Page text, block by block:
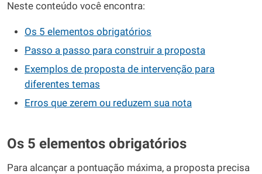
Neste conteúdo você encontra:
Os 5 elementos obrigatórios
Passo a passo para construir a proposta
Exemplos de proposta de intervenção para
diferentes temas
Erros que zerem ou reduzem sua nota
Os 5 elementos obrigatórios
Para alcançar a pontuação máxima, a proposta precisa